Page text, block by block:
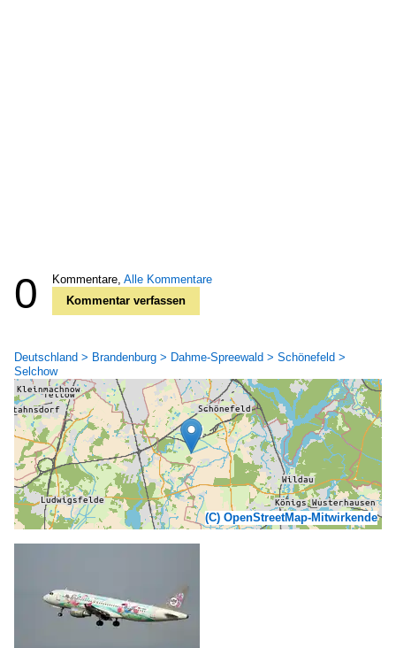
0 Kommentare, Alle Kommentare
Kommentar verfassen
Deutschland > Brandenburg > Dahme-Spreewald > Schönefeld >
Selchow
(C) OpenStreetMap-Mitwirkende